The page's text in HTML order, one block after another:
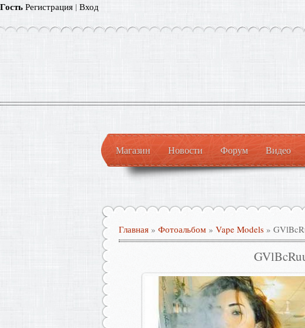
Гость Регистрация | Вход
Магазин Новости Форум Видео
Главная » Фотоальбом » Vape Models »